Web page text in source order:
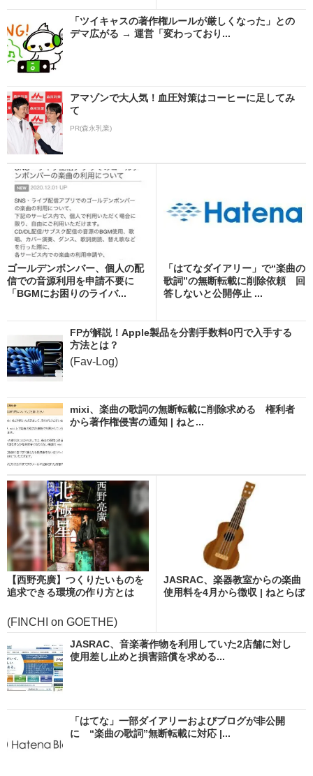
「ツイキャスの著作権ルールが厳しくなった」との
デマ広がる → 運営「変わっており...
アマゾンで大人気！血圧対策はコーヒーに足してみ
て
PR(森永乳業)
ゴールデンボンバー、個人の配
信での音源利用を申請不要に
「BGMにお困りのライバ...
「はてなダイアリー」で“楽曲の
歌詞”の無断転載に削除依頼 回
答しないと公開停止 ...
FPが解説！Apple製品を分割手数料0円で入手する
方法とは？
(Fav-Log)
mixi、楽曲の歌詞の無断転載に削除求める 権利者
から著作権侵害の通知 | ねと...
【西野亮廣】つくりたいものを
追求できる環境の作り方とは
(FINCHI on GOETHE)
JASRAC、楽器教室からの楽曲
使用料を4月から徴収 | ねとらぼ
JASRAC、音楽著作物を利用していた2店舗に対し
使用差し止めと損害賠償を求める...
「はてな」一部ダイアリーおよびブログが非公開
に “楽曲の歌詞”無断転載に対応 |...